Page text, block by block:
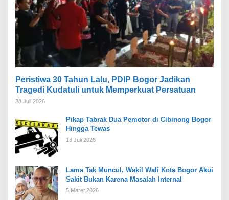
Peristiwa 30 Tahun Lalu, PDIP Bogor Jadikan
Tragedi Kudatuli untuk Memperkuat Persatuan
28 Juli 2026
Pikap Tabrak Dua Pemotor di Cibinong Bogor
Hingga Tewas
13 Juli 2026
Lama Tak Muncul, Wakil Wali Kota Bogor Akui
Sakit Bukan Karena Masalah Internal
5 Maret 2026